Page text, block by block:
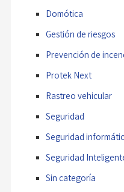
Domótica
Gestión de riesgos
Prevención de
Protek Next
Rastreo vehicular
Seguridad
Seguridad
Seguridad
Sin categoría